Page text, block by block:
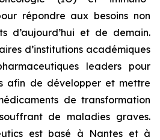
répondre aux besoins non
d’aujourd’hui et de demain.
d’institutions académiques
leaders pour
afin de développer et mettre
de transformation
de maladies graves.
est basé à Nantes et à